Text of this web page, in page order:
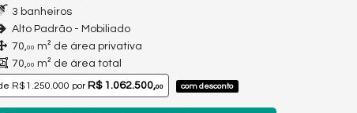
3 banheiros
Alto Padrão - Mobiliado
70,00 m² de área privativa
70,00 m² de área total
R$ 1.250.000 porR$ 1.062.500,00 com desconto